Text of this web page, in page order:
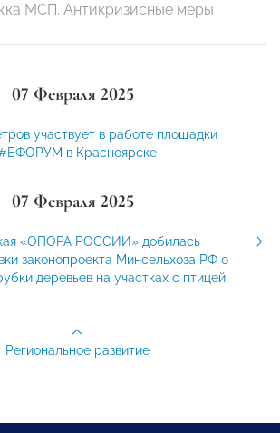
МСП. Антикризисные меры
07 Февраля 2025
участвует в работе площадки
в Красноярске
07 Февраля 2025
«ОПОРА РОССИИ» добилась
законопроекта Минсельхоза РФ о
деревьев на участках с птицей
Региональное развитие